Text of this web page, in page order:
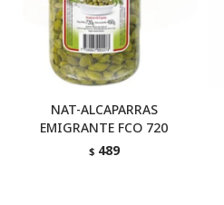
NAT-ALCAPARRAS
EMIGRANTE FCO 720
$ 489